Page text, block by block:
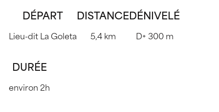
DÉPART
Lieu-dit La Goleta
DISTANCE
5,4 km
DÉNIVELÉ
D+ 300 m
DURÉE
environ 2h